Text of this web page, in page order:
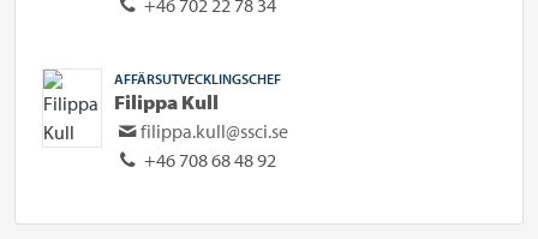
+46 702 22 78 34
AFFÄRSUTVECKLINGSCHEF
Filippa Kull
filippa.kull@ssci.se
+46 708 68 48 92